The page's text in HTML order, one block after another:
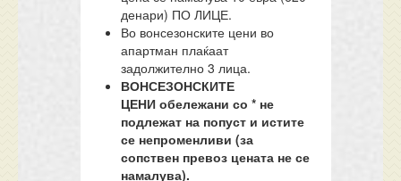
денари) ПО ЛИЦЕ.
Во вонсезонските цени во
апартман плаќаат
задолжително 3 лица.
ВОНСЕЗОНСКИТЕ
ЦЕНИ обележани со * не
подлежат на попуст и истите
се непроменливи (за
сопствен превоз цената не се
намалува).